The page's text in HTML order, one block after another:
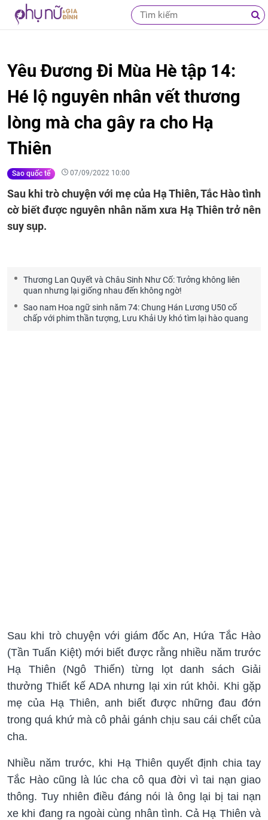
Yêu Đương Đi Mùa Hè tập 14:
Hé lộ nguyên nhân vết thương
lòng mà cha gây ra cho Hạ
Thiên
Sao quốc tế 07/09/2022 10:00
Sau khi trò chuyện với mẹ của Hạ Thiên, Tắc Hào tình
cờ biết được nguyên nhân năm xưa Hạ Thiên trở nên
suy sụp.
Thương Lan Quyết và Châu Sinh Như Cố: Tưởng không liên
quan nhưng lại giống nhau đến không ngờ!
Sao nam Hoa ngữ sinh năm 74: Chung Hán Lương U50 cố
chấp với phim thần tượng, Lưu Khải Uy khó tìm lại hào quang
Sau khi trò chuyện với giám đốc An, Hứa Tắc Hào
(Tần Tuấn Kiệt) mới biết được rằng nhiều năm trước
Hạ Thiên (Ngô Thiến) từng lọt danh sách Giải
thưởng Thiết kế ADA nhưng lại xin rút khỏi. Khi gặp
mẹ của Hạ Thiên, anh biết được những đau đớn
trong quá khứ mà cô phải gánh chịu sau cái chết của
cha.
Nhiều năm trước, khi Hạ Thiên quyết định chia tay
Tắc Hào cũng là lúc cha cô qua đời vì tai nạn giao
thông. Tuy nhiên điều đáng nói là ông lại bị tai nạn
xe khi đang ra ngoài cùng nhân tình. Cả Hạ Thiên và